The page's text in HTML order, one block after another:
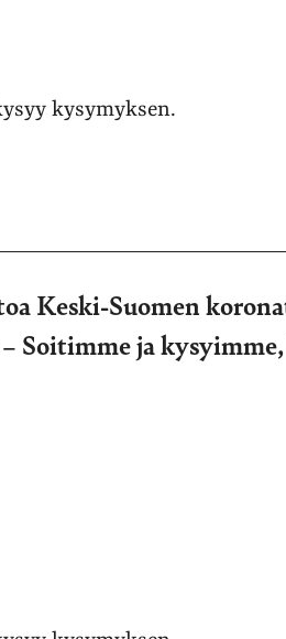
kysymyksen.
Keski-Suomen
Soitimme ja